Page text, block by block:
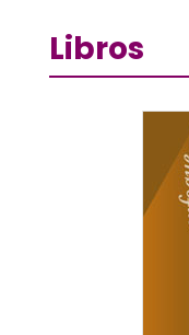
Libros